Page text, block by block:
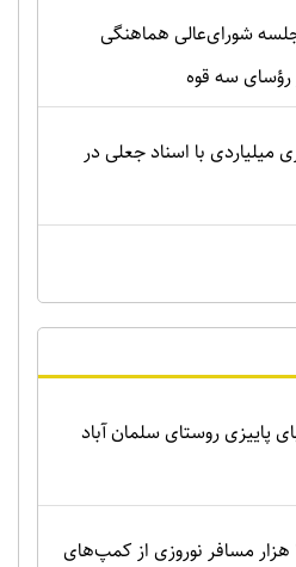
شورای‌عالی هماهنگی
رؤسای سه قوه
میلیاردی با اسناد جعلی در
پاییزی روستای سلمان آباد
بازدید ۲۰ هزار مسافر نوروزی از کمپ‌های